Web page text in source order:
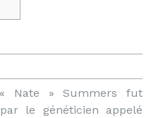
Nate » Summers fut
le généticien appelé